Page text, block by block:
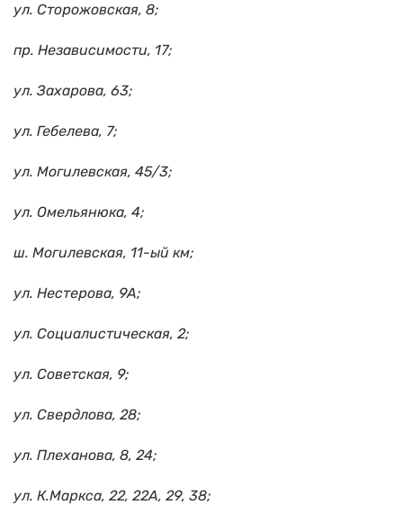
ул. Сторожовская, 8;
пр. Независимости, 17;
ул. Захарова, 63;
ул. Гебелева, 7;
ул. Могилевская, 45/3;
ул. Омельянюка, 4;
ш. Могилевская, 11-ый км;
ул. Нестерова, 9А;
ул. Социалистическая, 2;
ул. Советская, 9;
ул. Свердлова, 28;
ул. Плеханова, 8, 24;
ул. К.Маркса, 22, 22А, 29, 38;